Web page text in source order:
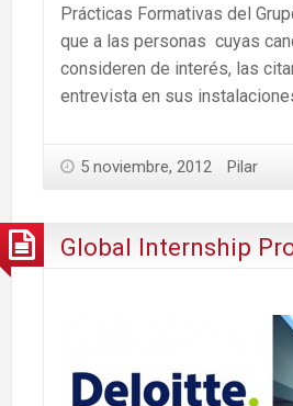
Prácticas Formativas del
que a las personas cuyas
consideren de interés, las
entrevista en sus
5 noviembre, 2012 Pilar
Global Internship